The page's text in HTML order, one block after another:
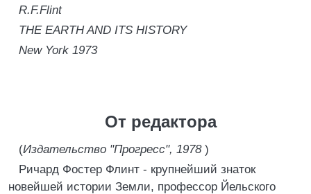
R.F.Flint
THE EARTH AND ITS HISTORY
New York 1973
От редактора
(Издательство "Прогресс", 1978)
Ричард Фостер Флинт - крупнейший знаток
новейшей истории Земли, профессор Йельского